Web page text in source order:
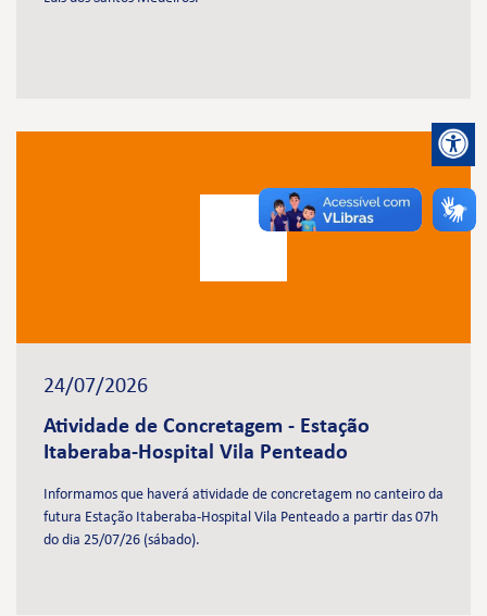
24/07/2026
Atividade de Concretagem - Estação
Itaberaba-Hospital Vila Penteado
Informamos que haverá atividade de concretagem no canteiro da
futura Estação Itaberaba-Hospital Vila Penteado a partir das 07h
do dia 25/07/26 (sábado).